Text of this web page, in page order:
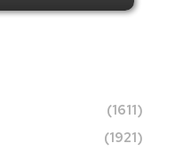
(1611)
(1921)